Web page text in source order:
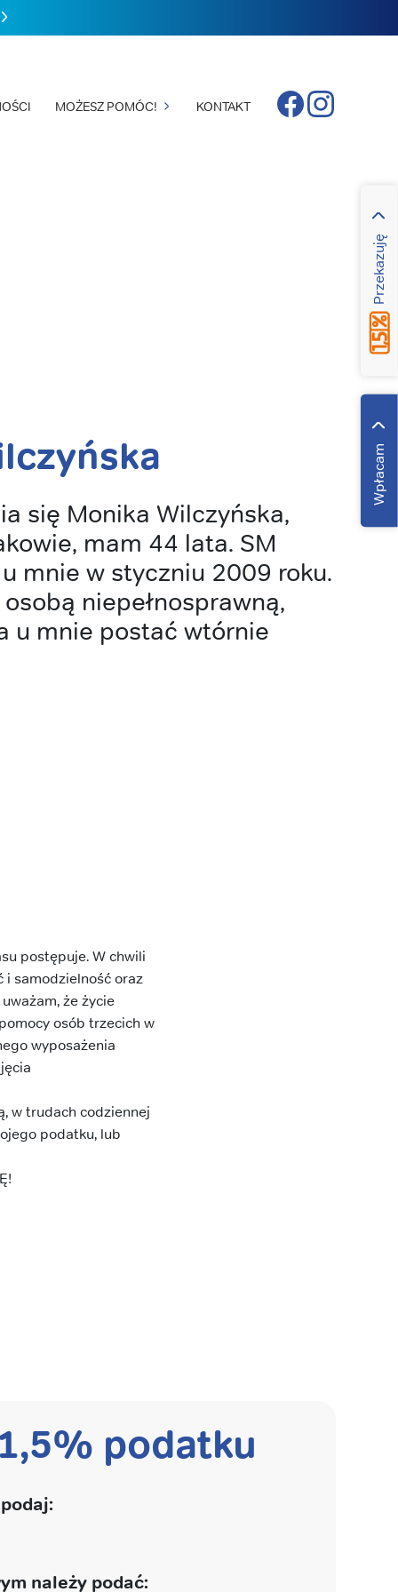
MOŻESZ POMÓC! KONTAKT
Wpłacam
Przekazuję
FacebookInstagram
się Monika Wilczyńska,
mam 44 lata. SM
mnie w styczniu 2009 roku.
niepełnosprawną,
u mnie postać wtórnie
postępuje. W chwili
i samodzielność oraz
że życie
osób trzecich w
wyposażenia
w trudach codziennej
podatku, lub
podatku
należy podać: